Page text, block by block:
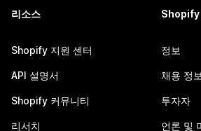
리소스
Shopify 지원 센터
API 설명서
Shopify 커뮤니티
리서치
Shopify
정보
채용 정
투자자
언론 및